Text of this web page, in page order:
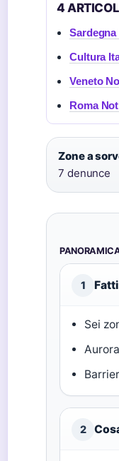
4
Cultura
Veneto
Roma
Zone a
7 denunce
1
Sei
2